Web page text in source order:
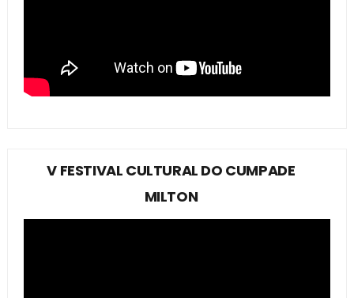
V FESTIVAL CULTURAL DO CUMPADE
MILTON